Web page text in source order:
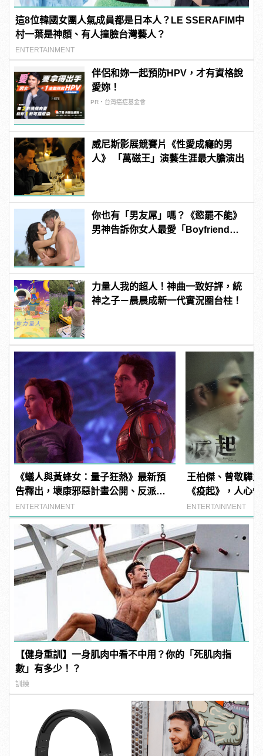
這8位韓國女團人氣成員都是日本人？LE SSERAFIM中
村一葉是神顏、有人撞臉台灣藝人？
ENTERTAINMENT
伴侶和妳一起預防HPV，才有資格說
愛妳！
PR・台灣癌症基金會
威尼斯影展競賽片《性愛成癮的男
人》 「萬磁王」演藝生涯最大膽演出
你也有「男友屌」嗎？《慾罷不能》
男神告訴你女人最愛「Boyfriend
力量人我的超人！神曲一致好評，統
神之子－晨晨成新一代實況圈台柱！
《蟻人與黃蜂女：量子狂熱》最新預
告釋出，壞康邪惡計畫公開、反派
「魔多客」正式亮相！
ENTERTAINMENT
王柏傑、曾敬驊
《疫起》，人心
上演！
ENTERTAINMENT
【健身重訓】一身肌肉中看不中用？你的「死肌肉指
數」有多少！？
訓練